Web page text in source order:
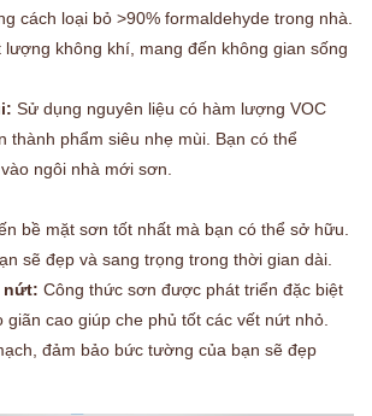
cách loại bỏ >90% formaldehyde trong nhà.
lượng không khí, mang đến không gian sống
Sử dụng nguyên liệu có hàm lượng VOC
thành phẩm siêu nhẹ mùi. Bạn có thể
ngôi nhà mới sơn.
bề mặt sơn tốt nhất mà bạn có thể sở hữu.
sẽ đẹp và sang trọng trong thời gian dài.
nứt: Công thức sơn được phát triển đặc biệt
giãn cao giúp che phủ tốt các vết nứt nhỏ.
đảm bảo bức tường của bạn sẽ đẹp